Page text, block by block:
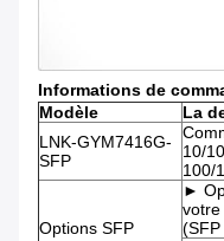
Informations de
Modèle
La
LNK-GYM7416G-
SFP
10/
100/
Options SFP
►
votre